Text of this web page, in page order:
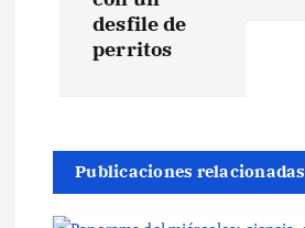
c
desfile de
perritos
Publicaciones relacionadas